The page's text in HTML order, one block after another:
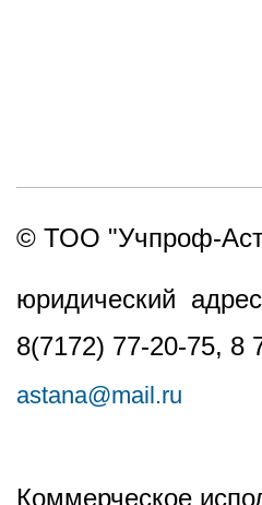
© ТОО "Учпроф-
юридический
8(7172) 77-20-75, 8
astana@mail.ru
Коммерческое